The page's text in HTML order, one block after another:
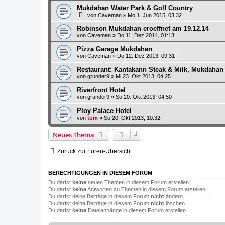
Mukdahan Water Park & Golf Country
von Caveman » Mo 1. Jun 2015, 03:32
Robinson Mukdahan eroeffnet am 19.12.14
von Caveman » Do 11. Dez 2014, 01:13
Pizza Garage Mukdahan
von Caveman » Do 12. Dez 2013, 09:31
Restaurant: Kantakann Steak & Milk, Mukdahan
von grunder9 » Mi 23. Okt 2013, 04:25
Riverfront Hotel
von grunder9 » So 20. Okt 2013, 04:50
Ploy Palace Hotel
von tom » So 20. Okt 2013, 10:32
Neues Thema
Zurück zur Foren-Übersicht
BERECHTIGUNGEN IN DIESEM FORUM
Du darfst keine neuen Themen in diesem Forum erstellen.
Du darfst keineAntworten zu Themen in diesem Forum erstellen.
Du darfst deine Beiträge in diesem Forum nicht ändern.
Du darfst deine Beiträge in diesem Forum nicht löschen.
Du darfst keine Dateianhänge in diesem Forum erstellen.